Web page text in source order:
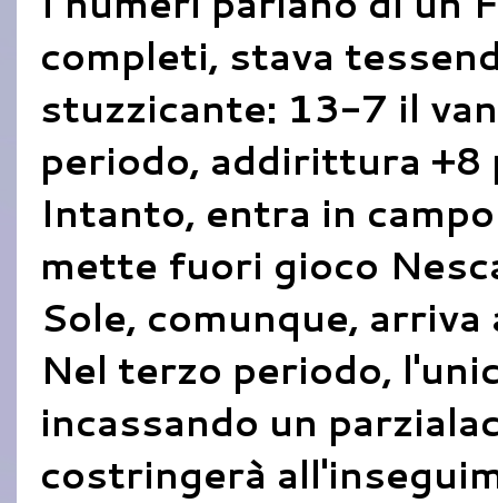
completi, stava
stuzzicante: 13-7 il
periodo, addirittura +8
Intanto, entra in
mette fuori gioco
Sole, comunque,
Nel terzo periodo,
incassando un
costringerà